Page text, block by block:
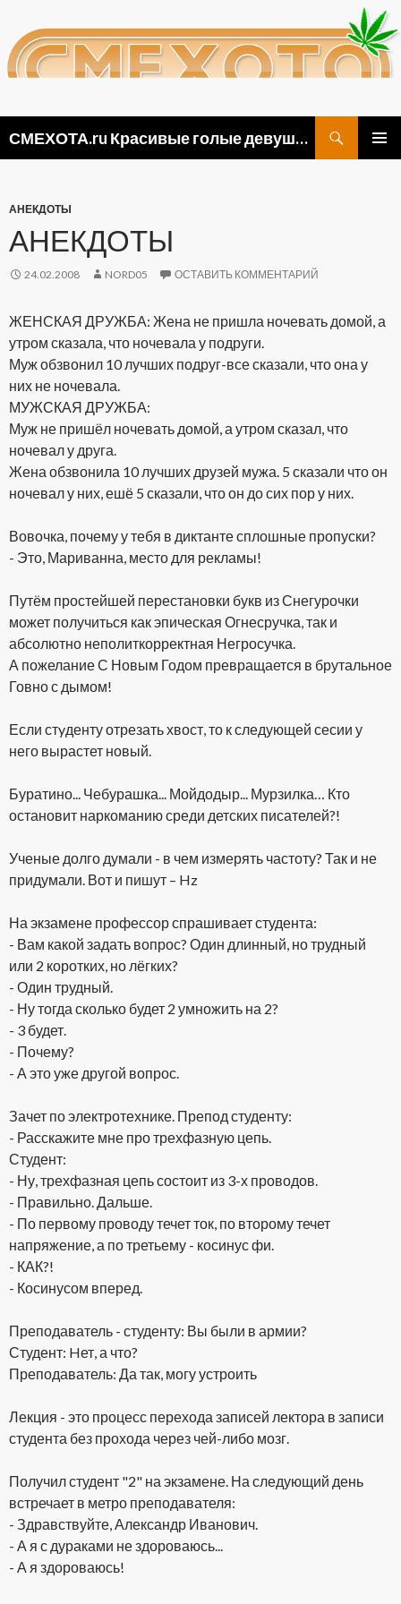
СМЕХОТА.ru Красивые голые девушки, прикольные картинки ню и видео приколы
АНЕКДОТЫ
АНЕКДОТЫ
24.02.2008 NORD05 ОСТАВИТЬ КОММЕНТАРИЙ
ЖЕНСКАЯ ДРУЖБА: Жена не пришла ночевать домой, а
утром сказала, что ночевала у подруги.
Муж обзвонил 10 лучших подруг-все сказали, что она у
них не ночевала.
МУЖСКАЯ ДРУЖБА:
Муж не пришёл ночевать домой, а утром сказал, что
ночевал у друга.
Жена обзвонила 10 лучших друзей мужа. 5 сказали что он
ночевал у них, ешё 5 сказали, что он до сих пор у них.
Вовочка, почему у тебя в диктанте сплошные пропуски?
- Это, Мариванна, место для рекламы!
Путём простейшей перестановки букв из Снегурочки
может получиться как эпическая Огнесручка, так и
абсолютно неполиткорректная Негросучка.
А пожелание С Новым Годом превращается в брутальное
Говно с дымом!
Если стyденту отрезать хвост, то к следующей сесии у
него вырастет новый.
Буратино... Чебурашка... Мойдодыр... Мурзилка… Кто
остановит наркоманию среди детских писателей?!
Ученые долго думали - в чем измерять частоту? Так и не
придумали. Вот и пишут – Hz
На экзамене профессор спрашивает студента:
- Вам какой задать вопрос? Один длинный, но трудный
или 2 коротких, но лёгких?
- Один трудный.
- Ну тогда сколько будет 2 умножить на 2?
- 3 будет.
- Почему?
- А это уже другой вопрос.
Зачет по электротехнике. Препод студенту:
- Расскажите мне про трехфазную цепь.
Студент:
- Ну, трехфазная цепь состоит из 3-х проводов.
- Правильно. Дальше.
- По первому проводу течет ток, по второму течет
напряжение, а по третьему - косинус фи.
- КАК?!
- Косинусом вперед.
Преподаватель - студенту: Вы были в армии?
Студент: Hет, а что?
Преподаватель: Да так, могу устроить
Лекция - это процесс перехода записей лектора в записи
студента без прохода через чей-либо мозг.
Получил студент "2" на экзамене. На следующий день
встречает в метро преподавателя:
- Здравствуйте, Александр Иванович.
- А я с дураками не здороваюсь...
- А я здороваюсь!